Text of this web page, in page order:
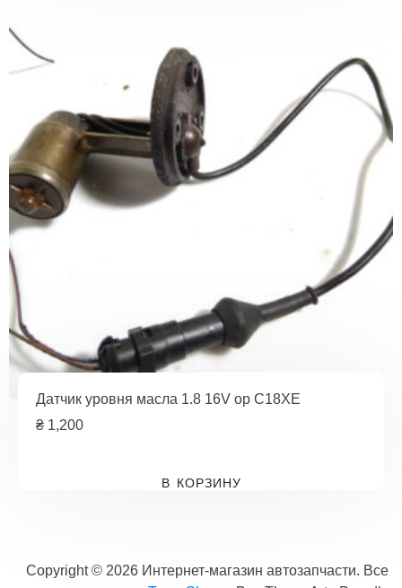
Датчик уровня масла 1.8 16V op C18XE
₴ 1,200
В КОРЗИНУ
Copyright © 2026 Интернет-магазин автозапчасти. Все